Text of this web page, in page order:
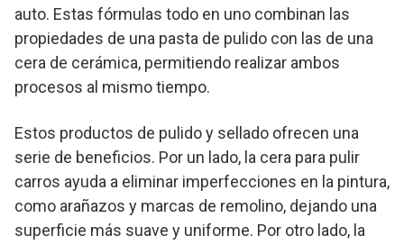
auto. Estas fórmulas todo en uno combinan las
propiedades de una pasta de pulido con las de una
cera de cerámica, permitiendo realizar ambos
procesos al mismo tiempo.
Estos productos de pulido y sellado ofrecen una
serie de beneficios. Por un lado, la cera para pulir
carros ayuda a eliminar imperfecciones en la pintura,
como arañazos y marcas de remolino, dejando una
superficie más suave y uniforme. Por otro lado, la